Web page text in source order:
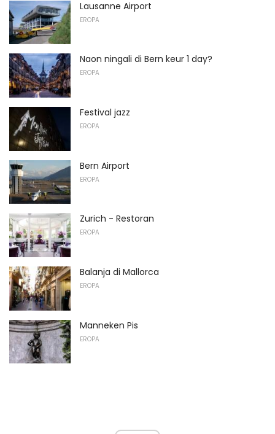
Lausanne Airport
EROPA
Naon ningali di Bern keur 1 day?
EROPA
Festival jazz
EROPA
Bern Airport
EROPA
Zurich - Restoran
EROPA
Balanja di Mallorca
EROPA
Manneken Pis
EROPA